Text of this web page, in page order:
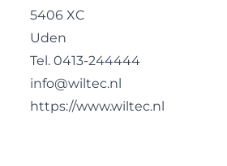
5406 XC
Uden
Tel. 0413-244444
info@wiltec.nl
https://www.wiltec.nl